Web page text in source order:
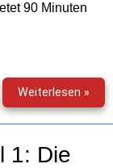
90 Minuten
Weiterlesen »Die
1: Die